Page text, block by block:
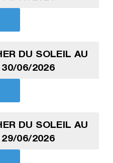
DU SOLEIL AU
30/06/2026
DU SOLEIL AU
29/06/2026